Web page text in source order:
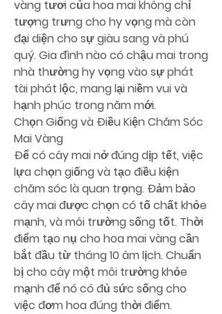
vàng tươi của hoa mai không chỉ
tượng trưng cho hy vọng mà còn
đại diện cho sự giàu sang và phú
quý. Gia đình nào có chậu mai trong
nhà thường hy vọng vào sự phát
tài phát lộc, mang lại niềm vui và
hạnh phúc trong năm mới.
Chọn Giống và Điều Kiện Chăm Sóc
Mai Vàng
Để có cây mai nở đúng dịp tết, việc
lựa chọn giống và tạo điều kiện
chăm sóc là quan trọng. Đảm bảo
cây mai được chọn có tố chất khỏe
mạnh, và môi trường sống tốt. Thời
điểm tạo nụ cho hoa mai vàng cần
bắt đầu từ tháng 10 âm lịch. Chuẩn
bị cho cây một môi trường khỏe
mạnh để nó có đủ sức sống cho
việc đơm hoa đúng thời điểm.